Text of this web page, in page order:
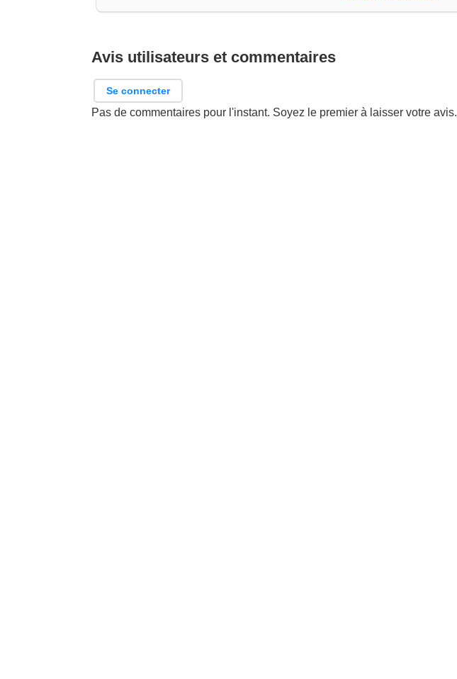
Avis utilisateurs et commentaires
Se connecter
Pas de commentaires pour l'instant. Soyez le premier à laisser votre avis.